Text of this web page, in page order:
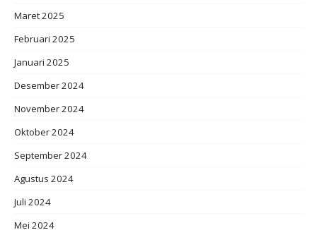
Maret 2025
Februari 2025
Januari 2025
Desember 2024
November 2024
Oktober 2024
September 2024
Agustus 2024
Juli 2024
Mei 2024